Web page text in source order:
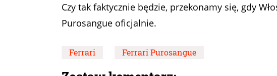
Czy tak faktycznie będzie, przekonamy się, gdy
Purosangue oficjalnie.
Ferrari Ferrari Purosangue